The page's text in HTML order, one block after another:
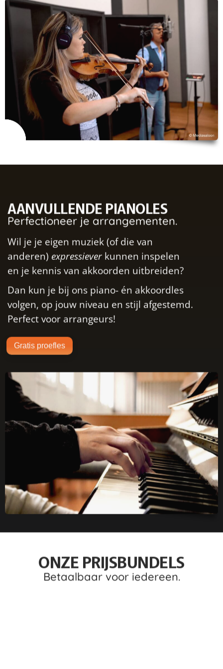
Perfectioneer je arrangementen.
Wil je je eigen muziek (of die van
anderen)expressieverkunnen inspelen
en je kennis van akkoorden uitbreiden?
Dan kun je bij ons piano- én akkoordles
volgen, op jouw niveau en stijl afgestemd.
Perfect voor arrangeurs!
ONZE PRIJSBUNDELS
Betaalbaar voor iedereen.